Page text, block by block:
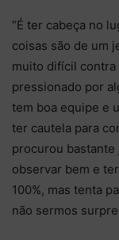
“É ter cabeça no
coisas são de um
muito difícil contra
pressionado por
tem boa equipe e
ter cautela para
procurou bastante
observar bem e
100%, mas tenta
não sermos